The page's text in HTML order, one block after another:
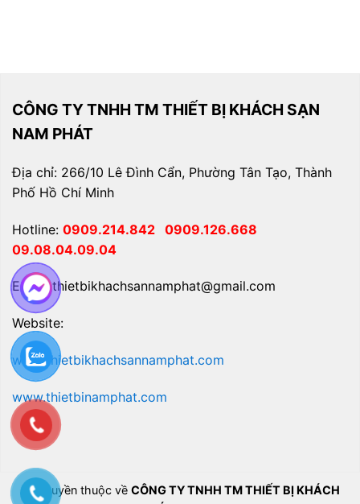
CÔNG TY TNHH TM THIẾT BỊ KHÁCH SẠN
NAM PHÁT
Địa chỉ: 266/10 Lê Đình Cẩn, Phường Tân Tạo, Thành
Phố Hồ Chí Minh
Hotline: 0909.214.842 0909.126.668
09.08.04.09.04
Email: thietbikhachsannamphat@gmail.com
Website:
www.thietbikhachsannamphat.com
www.thietbinamphat.com
Bản quyền thuộc về CÔNG TY TNHH TM THIẾT BỊ KHÁCH